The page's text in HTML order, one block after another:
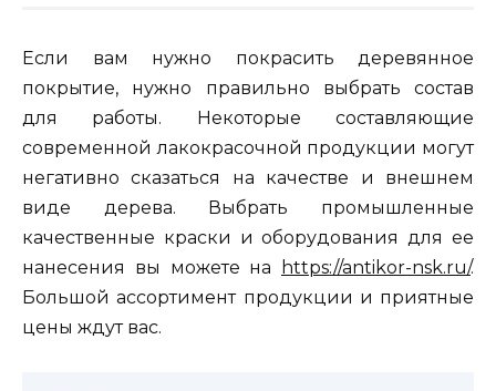
Если вам нужно покрасить деревянное
покрытие, нужно правильно выбрать состав
для работы. Некоторые составляющие
современной лакокрасочной продукции могут
негативно сказаться на качестве и внешнем
виде дерева. Выбрать промышленные
качественные краски и оборудования для ее
нанесения вы можете на
https://antikor-nsk.ru/.
Большой ассортимент продукции и приятные
цены ждут вас.